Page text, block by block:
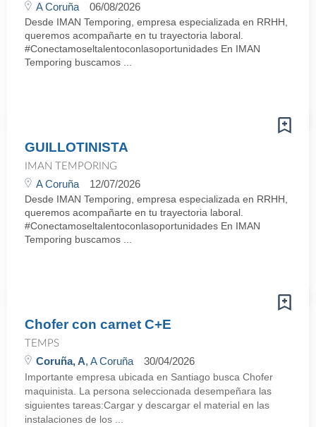
A Coruña 06/08/2026
Desde IMAN Temporing, empresa especializada en RRHH,
queremos acompañarte en tu trayectoria laboral.
#Conectamoseltalentoconlasoportunidades En IMAN
Temporing buscamos ...
GUILLOTINISTA
IMAN TEMPORING
A Coruña 12/07/2026
Desde IMAN Temporing, empresa especializada en RRHH,
queremos acompañarte en tu trayectoria laboral.
#Conectamoseltalentoconlasoportunidades En IMAN
Temporing buscamos ...
Chofer con carnet C+E
TEMPS
Coruña, A, A Coruña 30/04/2026
Importante empresa ubicada en Santiago busca Chofer
maquinista. La persona seleccionada desempeñara las
siguientes tareas:Cargar y descargar el material en las
instalaciones de los ...